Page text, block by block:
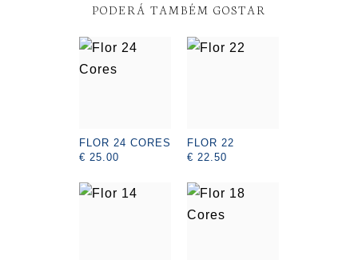
PODERÁ TAMBÉM GOSTAR
FLOR 24 CORES
€ 25.00
FLOR 22
€ 22.50